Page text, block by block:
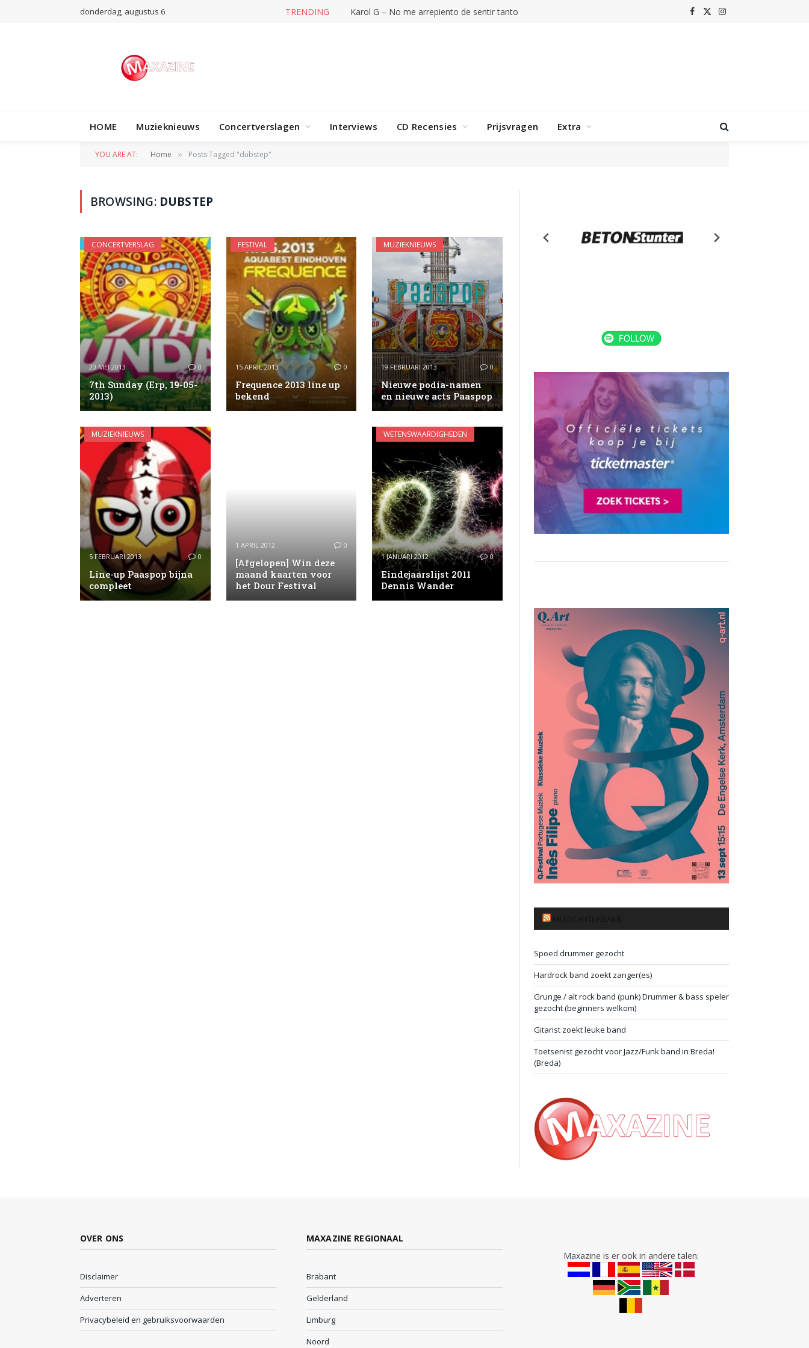
donderdag, augustus 6 TRENDING Karol G – No me arrepiento de sentir tanto Facebook
X
Instagram
HOME Muzieknieuws Concertverslagen Interviews CD Recensies Prijsvragen Extra
YOU ARE AT: Home » Posts Tagged "dubstep"
BROWSING: DUBSTEP
CONCERTVERSLAG
20 MEI 2013 0
7th Sunday (Erp, 19-05-
2013)
FESTIVAL
15 APRIL 2013 0
Frequence 2013 line up
bekend
MUZIEKNIEUWS
19 FEBRUARI 2013 0
Nieuwe podia-name​n
en nieuwe acts Paaspop
MUZIEKNIEUWS
5 FEBRUARI 2013 0
Line-up Paaspop bijna
compleet
1 APRIL 2012 0
[Afgelopen] Win deze
maand kaarten voor
het Dour Festival
WETENSWAARDIGHEDEN
1 JANUARI 2012 0
Eindejaarslijst 2011
Dennis Wander
Spoed drummer gezocht
Hardrock band zoekt zanger(es)
Grunge / alt rock band (punk) Drummer & bass speler
gezocht (beginners welkom)
Gitarist zoekt leuke band
Toetsenist gezocht voor Jazz/Funk band in Breda!
(Breda)
OVER ONS
Disclaimer
Adverteren
Privacybeleid en gebruiksvoorwaarden
MAXAZINE REGIONAAL
Brabant
Gelderland
Limburg
Noord
Maxazine is er ook in andere talen: